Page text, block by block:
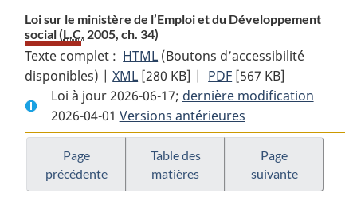
Loi sur le ministère de l’Emploi et du Développement
social (L.C. 2005, ch. 34)
Texte complet : HTML Texte
complet
:
Loi
sur
le
ministère
de
(Boutons d’accessibilité
disponibles) |XML Texte
complet
:
Loi
sur
ministère
[280 KB] | PDF Texte
complet
:
Loi
ministère
[567 KB]
Loi à jour 2026-06-17; dernière modification
2026-04-01 Versions antérieures
Page
précédente
Table des
matières
Page
suivante